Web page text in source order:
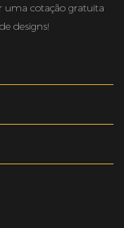
uma cotação gratuita
designs!